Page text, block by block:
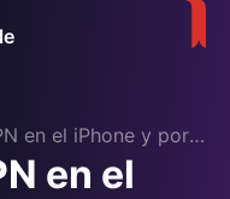
¿Qué es una VPN en el iPhone y por qué la necesitas?
en el